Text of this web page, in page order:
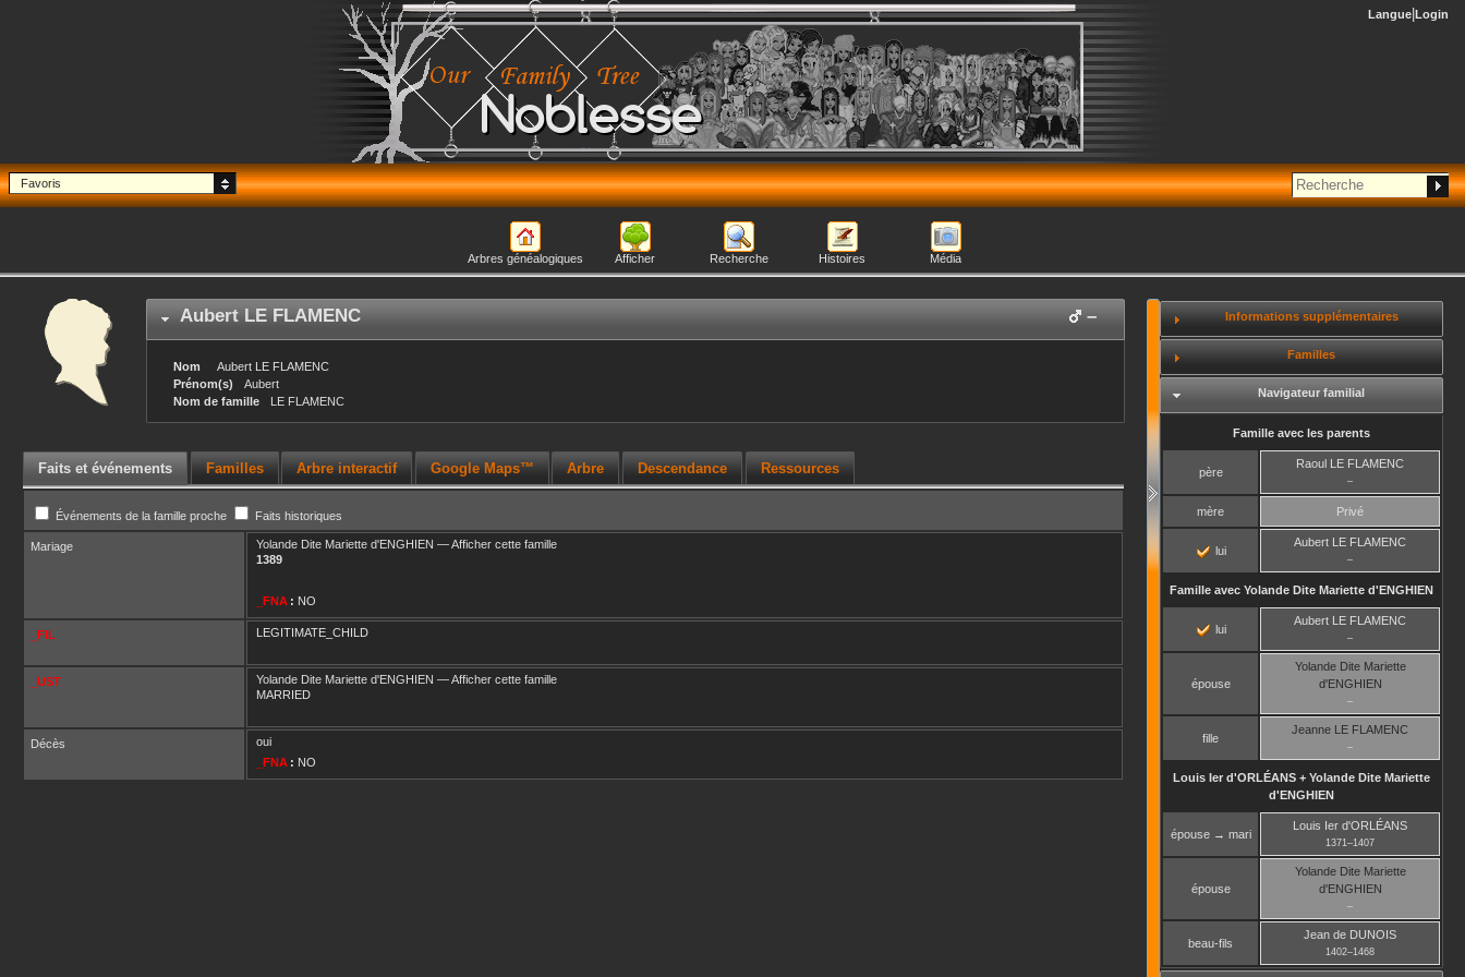
Noblesse
Langue Login
Favoris
Arbres généalogiques Afficher Recherche Histoires Média
Aubert LE FLAMENC –
Nom Aubert LE FLAMENC
Prénom(s)
Aubert
Nom de famille
LE FLAMENC
Faits et événements Familles Arbre interactif Google Maps™ Arbre Descendance Ressources
Événements de la famille proche Faits historiques
Mariage Yolande Dite Mariette d'ENGHIEN —Afficher cette famille
1389
_FNA : NO
_FIL LEGITIMATE_CHILD
_UST Yolande Dite Mariette d'ENGHIEN —Afficher cette famille
MARRIED
Décès
oui
_FNA : NO
Informations supplémentaires
Familles
Navigateur familial
Famille avec les parents
père
Raoul LE FLAMENC
–
mère Privé
lui
Aubert LE FLAMENC
–
Famille avec Yolande Dite Mariette d'ENGHIEN
lui
Aubert LE FLAMENC
–
épouse
Yolande Dite Mariette
d'ENGHIEN
–
fille
Jeanne LE FLAMENC
–
Louis Ier d'ORLÉANS + Yolande Dite Mariette
d'ENGHIEN
épouse → mari
Louis Ier d'ORLÉANS
1371–1407
épouse
Yolande Dite Mariette
d'ENGHIEN
–
beau-fils
Jean de DUNOIS
1402–1468